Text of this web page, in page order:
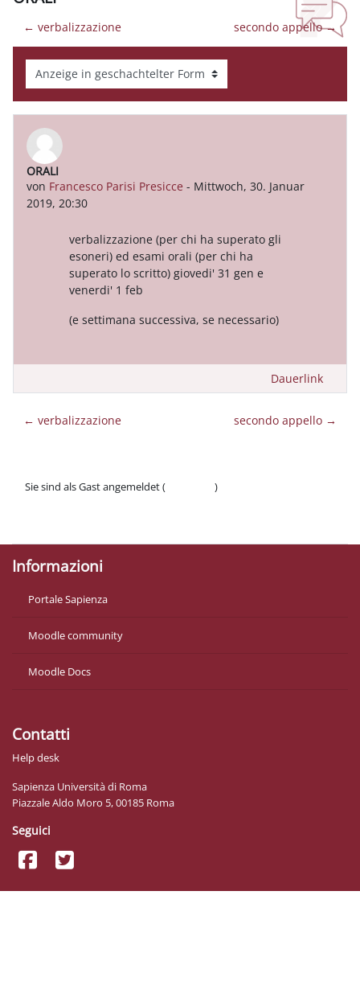
← verbalizzazione secondo appello →
Anzeigemodus
ORALI
von Francesco Parisi Presicce - Mittwoch, 30. Januar
2019, 20:30
Anzahl Antworten: 0
verbalizzazione (per chi ha superato gli
esoneri) ed esami orali (per chi ha
superato lo scritto) giovedi' 31 gen e
venerdi' 1 feb
(e settimana successiva, se necessario)
Dauerlink
← verbalizzazione secondo appello →
Sie sind als Gast angemeldet (
)
Informazioni
Portale Sapienza
Moodle community
Moodle Docs
Contatti
Help desk
Sapienza Università di Roma
Piazzale Aldo Moro 5, 00185 Roma
Seguici